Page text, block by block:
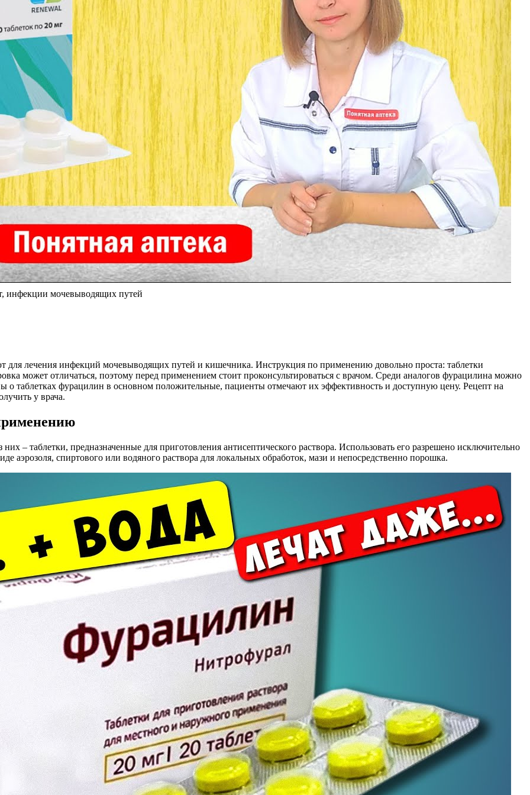
инфекции мочевыводящих путей
для лечения инфекций мочевыводящих путей и кишечника. Инструкция по применению довольно проста: таблетки
может отличаться, поэтому перед применением стоит проконсультироваться с врачом. Среди аналогов фурацилина можно
таблетках фурацилин в основном положительные, пациенты отмечают их эффективность и доступную цену. Рецепт на
у врача.
– таблетки, предназначенные для приготовления антисептического раствора. Использовать его разрешено исключительно
аэрозоля, спиртового или водяного раствора для локальных обработок, мази и непосредственно порошка.